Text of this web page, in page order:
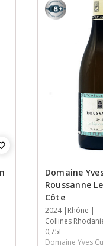
8+
Domaine
Roussanne
Côte
Jaar
2024
StreekRhône
Streek
Collines
Inhoud
0,75L
Domaine Yves